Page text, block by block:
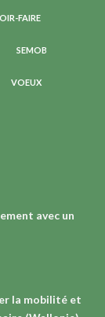
FAIRE
SEMOB
VOEUX
avec un
la mobilité et